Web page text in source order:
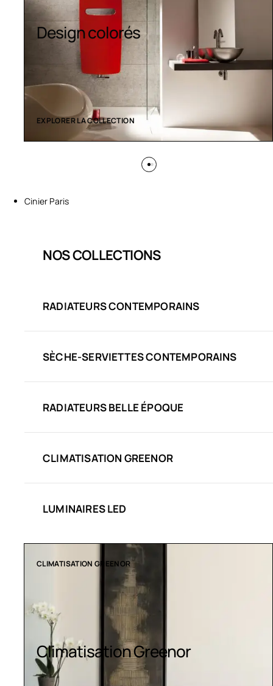
Sèche-serviettes
contemporains
EXPLORER LA COLLECTION
Cinier Paris
NOS COLLECTIONS
RADIATEURS CONTEMPORAINS
SÈCHE-SERVIETTES CONTEMPORAINS
RADIATEURS BELLE ÉPOQUE
CLIMATISATION GREENOR
LUMINAIRES LED
CLIMATISATION GREENOR
Climatisation Greenor